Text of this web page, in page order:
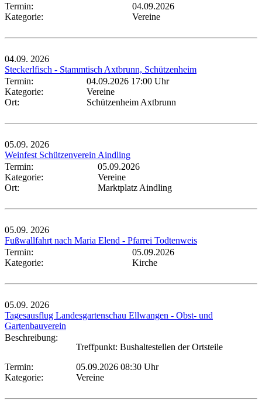
Termin:
04.09.2026
Kategorie:
Vereine
04.09. 2026
Steckerlfisch - Stammtisch Axtbrunn, Schützenheim
Termin:
04.09.2026 17:00 Uhr
Kategorie:
Vereine
Ort:
Schützenheim Axtbrunn
05.09. 2026
Weinfest Schützenverein Aindling
Termin:
05.09.2026
Kategorie:
Vereine
Ort:
Marktplatz Aindling
05.09. 2026
Fußwallfahrt nach Maria Elend - Pfarrei Todtenweis
Termin:
05.09.2026
Kategorie:
Kirche
05.09. 2026
Tagesausflug Landesgartenschau Ellwangen - Obst- und
Gartenbauverein
Beschreibung:
Treffpunkt: Bushaltestellen der Ortsteile
Termin:
05.09.2026 08:30 Uhr
Kategorie:
Vereine